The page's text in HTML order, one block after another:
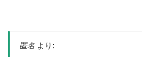
匿名 より: